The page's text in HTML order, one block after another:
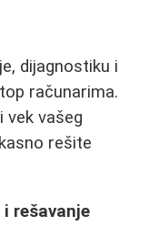
dijagnostiku i
računarima.
vek vašeg
rešite
rešavanje